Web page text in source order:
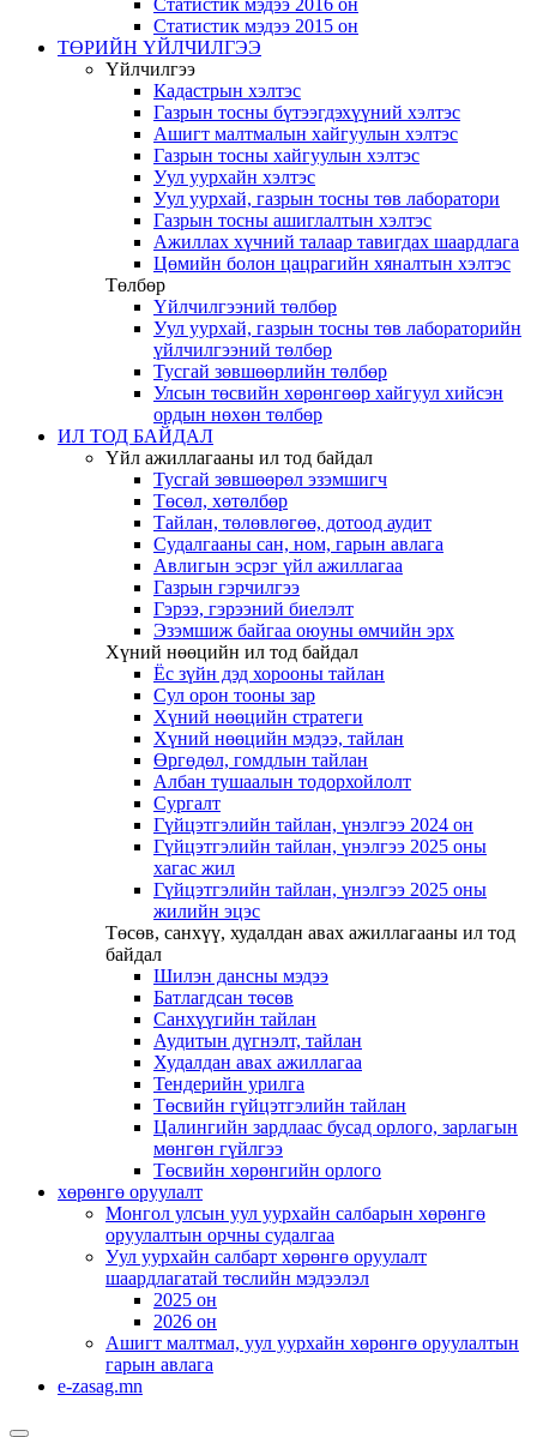
Статистик мэдээ 2016 он
Статистик мэдээ 2015 он
ТӨРИЙН ҮЙЛЧИЛГЭЭ
Үйлчилгээ
Кадастрын хэлтэс
Газрын тосны бүтээгдэхүүний хэлтэс
Ашигт малтмалын хайгуулын хэлтэс
Газрын тосны хайгуулын хэлтэс
Уул уурхайн хэлтэс
Уул уурхай, газрын тосны төв лаборатори
Газрын тосны ашиглалтын хэлтэс
Ажиллах хүчний талаар тавигдах шаардлага
Цөмийн болон цацрагийн хяналтын хэлтэс
Төлбөр
Үйлчилгээний төлбөр
Уул уурхай, газрын тосны төв лабораторийн
үйлчилгээний төлбөр
Тусгай зөвшөөрлийн төлбөр
Улсын төсвийн хөрөнгөөр хайгуул хийсэн
ордын нөхөн төлбөр
ИЛ ТОД БАЙДАЛ
Үйл ажиллагааны ил тод байдал
Тусгай зөвшөөрөл эзэмшигч
Төсөл, хөтөлбөр
Тайлан, төлөвлөгөө, дотоод аудит
Судалгааны сан, ном, гарын авлага
Авлигын эсрэг үйл ажиллагаа
Газрын гэрчилгээ
Гэрээ, гэрээний биелэлт
Эзэмшиж байгаа оюуны өмчийн эрх
Хүний нөөцийн ил тод байдал
Ёс зүйн дэд хорооны тайлан
Сул орон тооны зар
Хүний нөөцийн стратеги
Хүний нөөцийн мэдээ, тайлан
Өргөдөл, гомдлын тайлан
Албан тушаалын тодорхойлолт
Сургалт
Гүйцэтгэлийн тайлан, үнэлгээ 2024 он
Гүйцэтгэлийн тайлан, үнэлгээ 2025 оны
хагас жил
Гүйцэтгэлийн тайлан, үнэлгээ 2025 оны
жилийн эцэс
Төсөв, санхүү, худалдан авах ажиллагааны ил тод
байдал
Шилэн дансны мэдээ
Батлагдсан төсөв
Санхүүгийн тайлан
Аудитын дүгнэлт, тайлан
Худалдан авах ажиллагаа
Тендерийн урилга
Төсвийн гүйцэтгэлийн тайлан
Цалингийн зардлаас бусад орлого, зарлагын
мөнгөн гүйлгээ
Төсвийн хөрөнгийн орлого
хөрөнгө оруулалт
Монгол улсын уул уурхайн салбарын хөрөнгө
оруулалтын орчны судалгаа
Уул уурхайн салбарт хөрөнгө оруулалт
шаардлагатай төслийн мэдээлэл
2025 он
2026 он
Ашигт малтмал, уул уурхайн хөрөнгө оруулалтын
гарын авлага
e-zasag.mn